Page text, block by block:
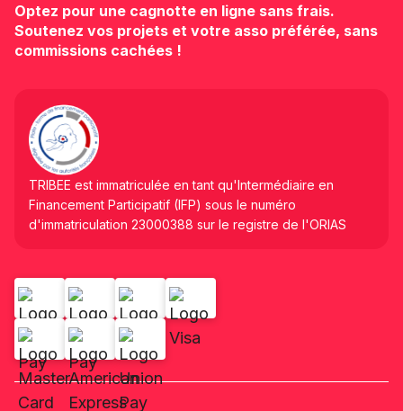
Optez pour une cagnotte en ligne sans frais.
Soutenez vos projets et votre asso préférée, sans
commissions cachées !
TRIBEE est immatriculée en tant qu'Intermédiaire en
Financement Participatif (IFP) sous le numéro
d'immatriculation 23000388 sur le registre de l'ORIAS